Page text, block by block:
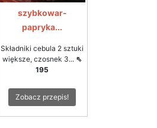
szybkowar-
papryka...
Składniki cebula 2 sztuki
większe, czosnek 3... ⇖
195
Zobacz przepis!